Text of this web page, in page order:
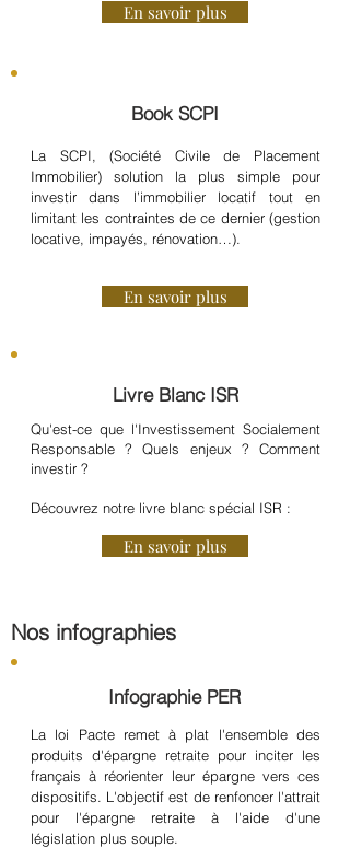
En savoir plus
Book SCPI
La SCPI, (Société Civile de Placement
Immobilier) solution la plus simple pour
investir dans l’immobilier locatif tout en
limitant les contraintes de ce dernier (gestion
locative, impayés, rénovation…).
En savoir plus
Livre Blanc ISR
Qu'est-ce que l'Investissement Socialement
Responsable ? Quels enjeux ? Comment
investir ?
Découvrez notre livre blanc spécial ISR :
En savoir plus
Nos infographies
Infographie PER
La loi Pacte remet à plat l'ensemble des
produits d'épargne retraite pour inciter les
français à réorienter leur épargne vers ces
dispositifs. L'objectif est de renfoncer l'attrait
pour l'épargne retraite à l'aide d'une
législation plus souple.